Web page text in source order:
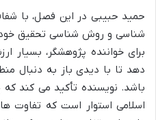
حمید حبیبی در این فصل، با
شناسی و روش شناسی تحقیق
برای خواننده پژوهشگر، بسیار
دهد تا با دیدی باز به دنبال
باشد. نویسنده تأکید می کند
اسلامی استوار است که تفاوت